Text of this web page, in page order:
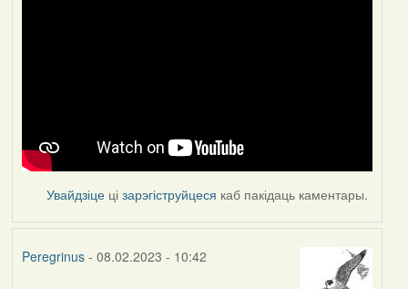
Увайдзіце цізарэгіструйцеся каб пакідаць каментары.
Peregrinus- 08.02.2023 - 10:42